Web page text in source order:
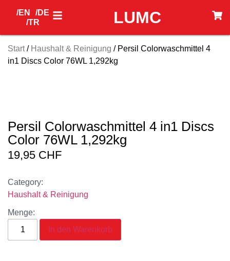
LUMC
/EN
/DE
/TR
Start/ Haushalt & Reinigung / Persil Colorwaschmittel 4
in1 Discs Color 76WL 1,292kg
Persil Colorwaschmittel 4 in1 Discs
Color 76WL 1,292kg
19,95 CHF
Category:
Haushalt & Reinigung
Menge:
In den Warenkorb